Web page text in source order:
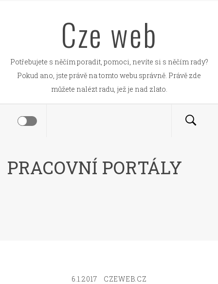
Cze web
Potřebujete s něčím poradit, pomoci, nevíte si s něčím rady?
Pokud ano, jste právě na tomto webu správně. Právě zde
můžete nalézt radu, jež je nad zlato.
PRACOVNÍ PORTÁLY
6.1.2017 CZEWEB.CZ